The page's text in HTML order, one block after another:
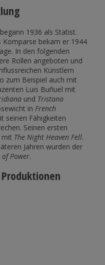
1936 als Statist.
Komparse bekam er 1944
In den folgenden
Rollen angeboten und
Künstlern
zum Beispiel auch mit
Luis Buñuel mit
und Tristana
in French
seinen Fähigkeiten
Seinen ersten
mit The Night Heaven Fell.
Jahren wurden der
of Power.